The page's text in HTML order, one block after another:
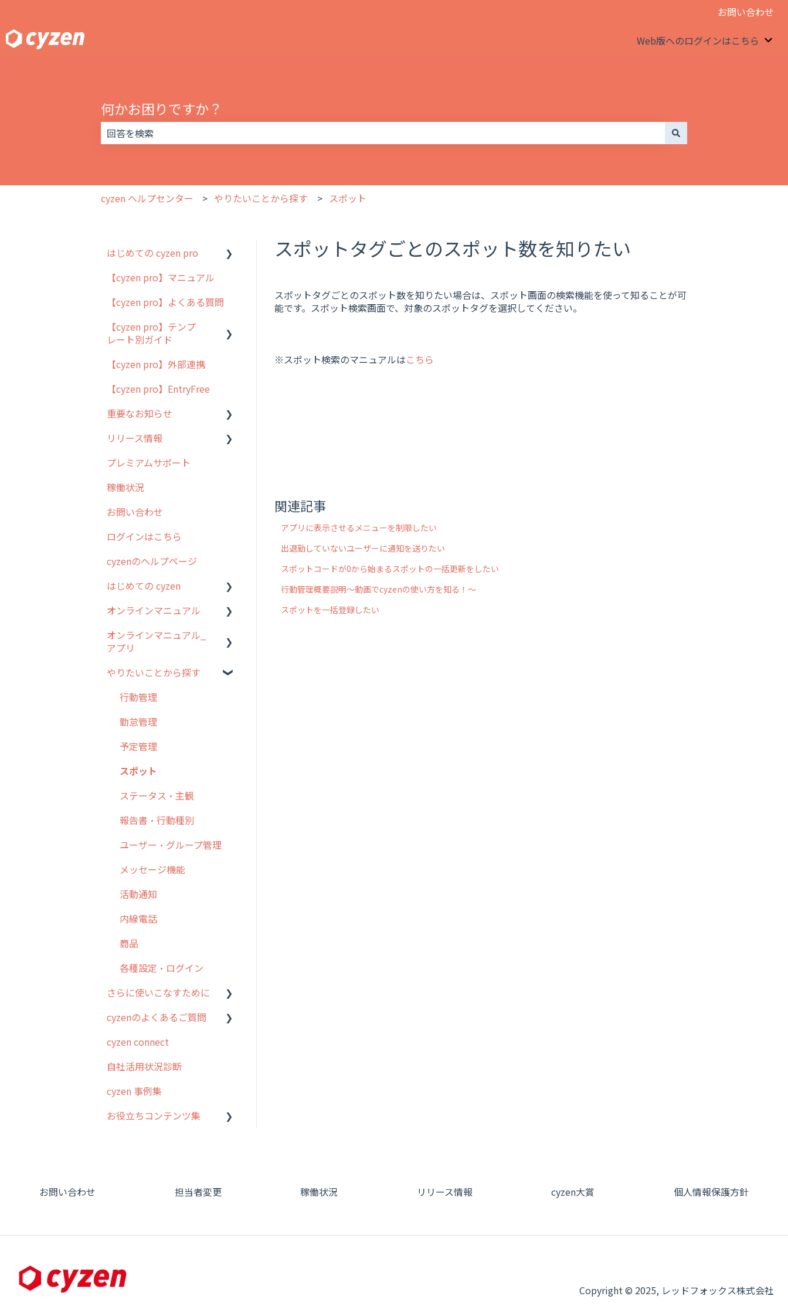
お問い合わせ
Web版へのログインはこちら
何かお困りですか？
cyzen ヘルプセンター やりたいことから探す スポット
スポットタグごとのスポット数を知りたい
スポットタグごとのスポット数を知りたい場合は、スポット画面の検索機能を使って知ることが可
能です。スポット検索画面で、対象のスポットタグを選択してください。
※スポット検索のマニュアルはこちら
関連記事
アプリに表示させるメニューを制限したい
出退勤していないユーザーに通知を送りたい
スポットコードが0から始まるスポットの一括更新をしたい
行動管理概要説明～動画でcyzenの使い方を知る！～
スポットを一括登録したい
はじめての cyzen pro
cyzen pro とは？
簡易マニュアル
cyzen proの位置情報取得
について
用語集
よくある質問
【cyzen pro】マニュアル
【cyzen pro】よくある質問
【cyzen pro】テンプ
レート別ガイド
ポスティング
ラウンダー
メンテナンス
外廻り営業
清掃
不動産
【cyzen pro】外部連携
【cyzen pro】EntryFree
重要なお知らせ
過去の重要なお知らせ
障害情報
リリース情報
リリース
2026年のリリース情報
2025年のリリース情報
2024年のリリース情報
2023年のリリース情報
過去のリリース
2019年までのリリース情
お客様の声を実現しました
プレミアムサポート
稼働状況
お問い合わせ
ログインはこちら
cyzenのヘルプページ
はじめての cyzen
0. はじめてのcyzenの使い
1. cyzenについて知ろう
2. 主要機能の概要
3. cyzenの位置情報取得に
ステム管理者編
5. 基本的な使い方：シス
ザー編
7. 初心者向けよくある質
ための設定
10.ユーザー向けおすすめ
方法
オンラインマニュアル
管理サイトの使い始め
オンラインマニュアル_
アプリ
アプリの使い始め
ホーム画面
スポット
報告閲覧
予定
日報
履歴
メンバー
メッセージ
パフォーマンス
外部リンク
お知らせ
設定
やりたいことから探す
行動管理
勤怠管理
予定管理
スポット
ステータス・主観
報告書・行動種別
ユーザー・グループ管理
メッセージ機能
活動通知
内線電話
商品
各種設定・ログイン
さらに使いこなすために
はじめに
スポット・ステータス関連
連携オプション
IP接続制限・端末認証設定
cyzenのよくあるご質問
ログインについて
グループ・ユーザーについ
スポットについて
日報について
端末・設定について
cyzen connect
自社活用状況診断
cyzen 事例集
お役立ちコンテンツ集
ブ
お問い合わせ 担当者変更 稼働状況 リリース情報 cyzen大賞 個人情報保護方針
Copyright © 2025, レッドフォックス株式会社